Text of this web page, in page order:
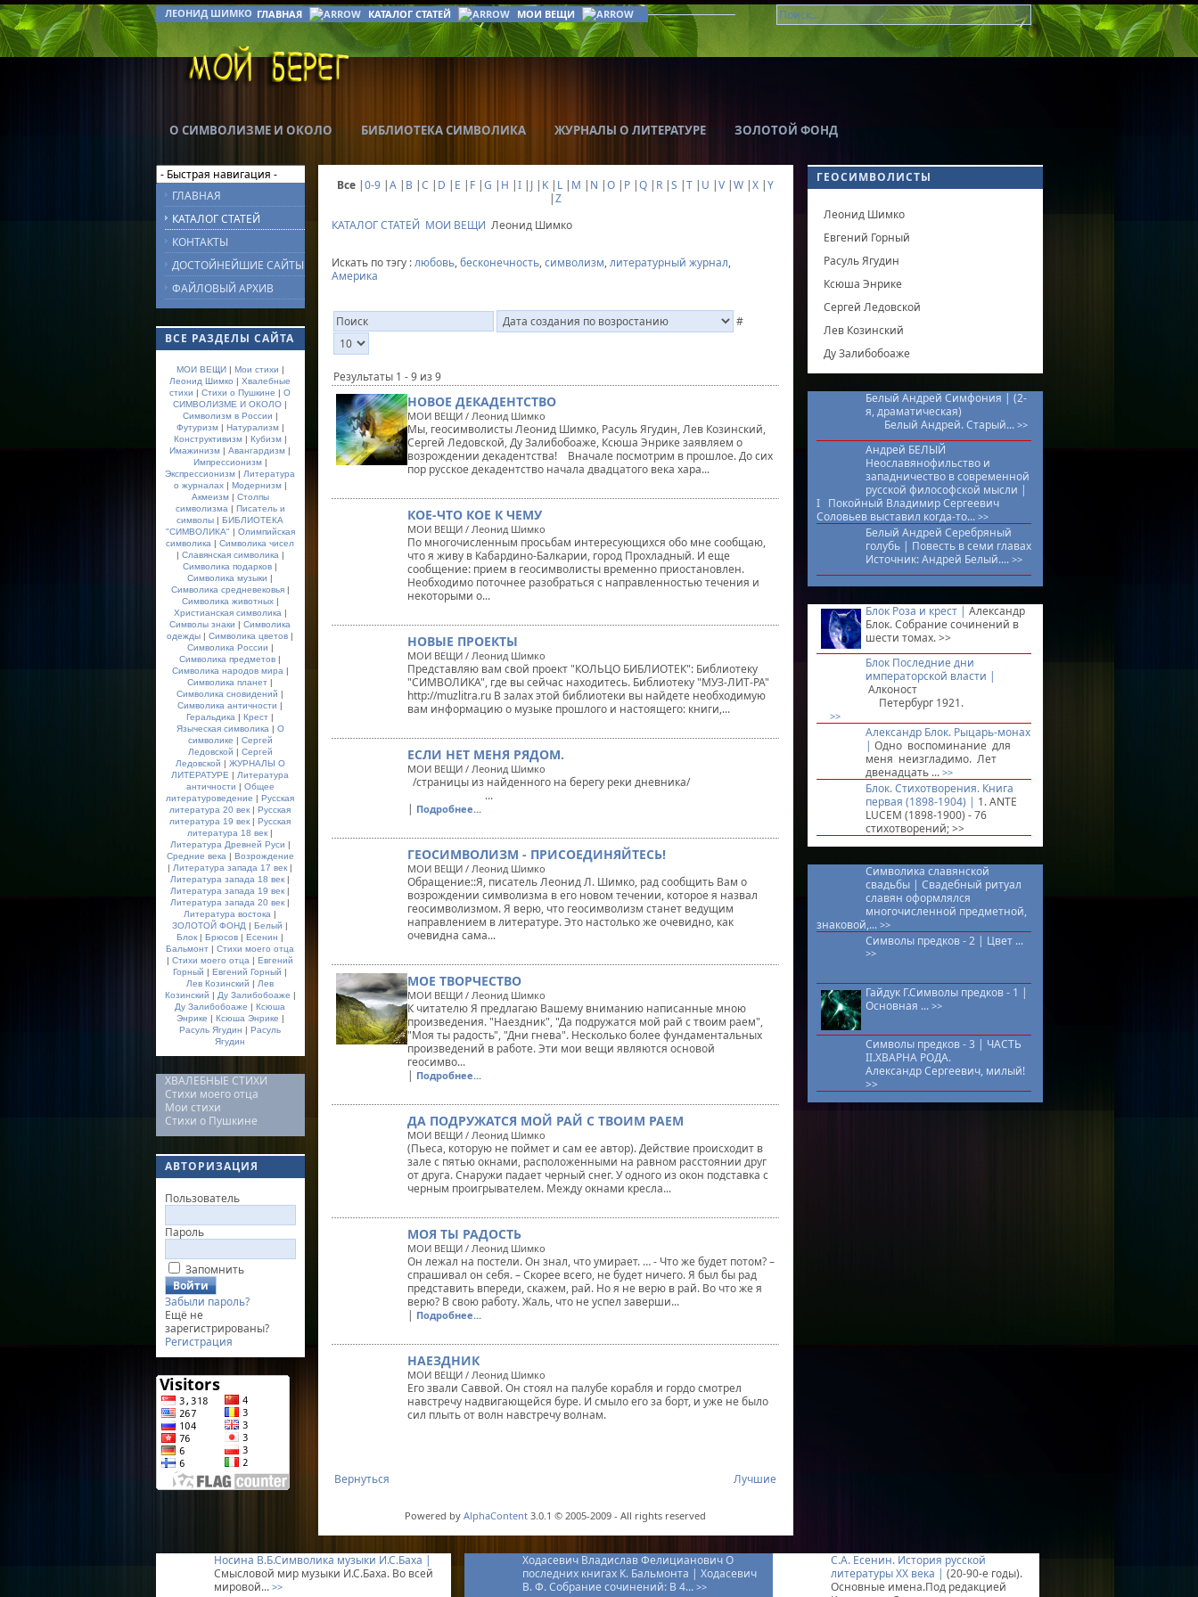
ГЛАВНАЯ КАТАЛОГ СТАТЕЙ МОИ ВЕЩИ
ЛЕОНИД ШИМКО
О СИМВОЛИЗМЕ И ОКОЛО БИБЛИОТЕКА СИМВОЛИКА ЖУРНАЛЫ О ЛИТЕРАТУРЕ ЗОЛОТОЙ ФОНД
Все |0-9 |A | B |C | D | E | F |G | H |I | J | K | L | M | N |O | P |Q | R |S |T | U |V |W |X |Y
|Z
КАТАЛОГ СТАТЕЙ МОИ ВЕЩИ Леонид Шимко
Искать по тэгу :любовь,бесконечность,символизм,литературный журнал,
Америка
#
Результаты 1 - 9 из 9
НОВОЕ ДЕКАДЕНТСТВО
МОИ ВЕЩИ / Леонид Шимко
Мы, геосимволисты Леонид Шимко, Расуль Ягудин, Лев Козинский,
Сергей Ледовской, Ду Залибобоаже, Ксюша Энрике заявляем о
возрождении декадентства! Вначале посмотрим в прошлое. До сих
пор русское декадентство начала двадцатого века хара...
КОЕ-ЧТО КОЕ К ЧЕМУ
МОИ ВЕЩИ / Леонид Шимко
По многочисленным просьбам интересующихся обо мне сообщаю,
что я живу в Кабардино-Балкарии, город Прохладный. И еще
сообщение: прием в геосимволисты временно приостановлен.
Необходимо поточнее разобраться с направленностью течения и
некоторыми о...
НОВЫЕ ПРОЕКТЫ
МОИ ВЕЩИ / Леонид Шимко
Представляю вам свой проект "КОЛЬЦО БИБЛИОТЕК": Библиотеку
"СИМВОЛИКА", где вы сейчас находитесь. Библиотеку "МУЗ-ЛИТ-РА"
http://muzlitra.ru В залах этой библиотеки вы найдете необходимую
вам информацию о музыке прошлого и настоящего: книги,...
ЕСЛИ НЕТ МЕНЯ РЯДОМ.
МОИ ВЕЩИ / Леонид Шимко
/страницы из найденного на берегу реки дневника/
...
| Подробнее...
ГЕОСИМВОЛИЗМ - ПРИСОЕДИНЯЙТЕСЬ!
МОИ ВЕЩИ / Леонид Шимко
Обращение::Я, писатель Леонид Л. Шимко, рад сообщить Вам о
возрождении символизма в его новом течении, которое я назвал
геосимволизмом. Я верю, что геосимволизм станет ведущим
направлением в литературе. Это настолько же очевидно, как
очевидна сама...
МОЕ ТВОРЧЕСТВО
МОИ ВЕЩИ / Леонид Шимко
К читателю Я предлагаю Вашему вниманию написанные мною
произведения. "Наездник", "Да подружатся мой рай с твоим раем",
"Моя ты радость", "Дни гнева". Несколько более фундаментальных
произведений в работе. Эти мои вещи являются основой
геосимво...
| Подробнее...
ДА ПОДРУЖАТСЯ МОЙ РАЙ С ТВОИМ РАЕМ
МОИ ВЕЩИ / Леонид Шимко
(Пьеса, которую не поймет и сам ее автор). Действие происходит в
зале с пятью окнами, расположенными на равном расстоянии друг
от друга. Снаружи падает черный снег. У одного из окон подставка с
черным проигрывателем. Между окнами кресла...
МОЯ ТЫ РАДОСТЬ
МОИ ВЕЩИ / Леонид Шимко
Он лежал на постели. Он знал, что умирает. … - Что же будет потом? –
спрашивал он себя. – Скорее всего, не будет ничего. Я был бы рад
представить впереди, скажем, рай. Но я не верю в рай. Во что же я
верю? В свою работу. Жаль, что не успел заверши...
| Подробнее...
НАЕЗДНИК
МОИ ВЕЩИ / Леонид Шимко
Его звали Саввой. Он стоял на палубе корабля и гордо смотрел
навстречу надвигающейся буре. И смыло его за борт, и уже не было
сил плыть от волн навстречу волнам.
Вернуться Лучшие
Powered byAlphaContent 3.0.1 © 2005-2009 - All rights reserved
ГЛАВНАЯ
КАТАЛОГ СТАТЕЙ
КОНТАКТЫ
ДОСТОЙНЕЙШИЕ САЙТЫ
ФАЙЛОВЫЙ АРХИВ
ВСЕ РАЗДЕЛЫ САЙТА
МОИ ВЕЩИ| Мои стихи |
Леонид Шимко |Хвалебные
стихи |Стихи о Пушкине |О
СИМВОЛИЗМЕ И ОКОЛО |
Символизм в России |
Футуризм| Натурализм|
Конструктивизм| Кубизм|
Имажинизм |Авангардизм |
Импрессионизм|
Экспрессионизм | Литература
о журналах| Модернизм|
Акмеизм| Столпы
символизма | Писатель и
символы |БИБЛИОТЕКА
"СИМВОЛИКА" | Олимпийская
символика |Символика чисел
| Славянская символика |
Символика подарков |
Символика музыки |
Символика средневековья|
Символика животных|
Христианская символика |
Символы знаки |Символика
одежды |Символика цветов |
Символика России |
Символика предметов |
Символика народов мира |
Символика планет |
Символика сновидений |
Символика античности |
Геральдика |Крест |
Языческая символика | О
символике | Сергей
Ледовской | Сергей
Ледовской | ЖУРНАЛЫ О
ЛИТЕРАТУРЕ | Литература
античности | Общее
литературоведение |Русская
литература 20 век |Русская
литература 19 век |Русская
литература 18 век |
Литература Древней Руси |
Средние века | Возрождение
| Литература запада 17 век |
Литература запада 18 век |
Литература запада 19 век |
Литература запада 20 век |
Литература востока |
ЗОЛОТОЙ ФОНД |Белый |
Блок |Брюсов |Есенин |
Бальмонт |Стихи моего отца
|Стихи моего отца |Евгений
Горный |Евгений Горный |
Лев Козинский | Лев
Козинский | Ду Залибобоаже |
Ду Залибобоаже |Ксюша
Энрике | Ксюша Энрике |
Расуль Ягудин |Расуль
Ягудин
ХВАЛЕБНЫЕ СТИХИ
Стихи моего отца
Мои стихи
Стихи о Пушкине
АВТОРИЗАЦИЯ
Пользователь
Пароль
Запомнить
Забыли пароль?
Ещё не
зарегистрированы?
Регистрация
ГЕОСИМВОЛИСТЫ
Леонид Шимко
Евгений Горный
Расуль Ягудин
Ксюша Энрике
Сергей Ледовской
Лев Козинский
Ду Залибобоаже
Белый Андрей Симфония | (2-
я, драматическая)
Белый Андрей. Старый...>>
Андрей БЕЛЫЙ
Неославянофильство и
западничество в современной
русской философской мысли |
I Покойный Владимир Сергеевич
Соловьев выставил когда-то...>>
Белый Андрей Серебряный
голубь | Повесть в семи главах
Источник: Андрей Белый....>>
Блок Роза и крест | Александр
Блок. Собрание сочинений в
шести томах.>>
Блок Последние дни
императорской власти |
Алконоcт
Петербург 1921.
>>
Александр Блок. Рыцарь-монах
| Oднo вocпoминaниe для
мeня нeизглaдимo. Лeт
двeнaдцaть ...>>
Блок. Стихотворения. Книга
первая (1898-1904) | 1. ANTE
LUCEM (1898-1900) - 76
стихотворений;>>
Символика славянской
свадьбы | Свадебный ритуал
славян оформлялся
многочисленной предметной,
знаковой,...>>
Символы предков - 2 | Цвет ...
>>
Гайдук Г.Символы предков - 1 |
Основная ...>>
Символы предков - 3 | ЧАСТЬ
II.ХВАРНА РОДА.
Александр Сергеевич, милый!
>>
Носина В.Б.Символика музыки И.С.Баха |
Смысловой мир музыки И.С.Баха. Во всей
мировой...>>
Ходасевич Владислав Фелицианович О
последних книгах К. Бальмонта | Ходасевич
В. Ф. Собрание сочинений: В 4...>>
С.А. Есенин. История русской
литературы XX века | (20-90-е годы).
Основные имена.Под редакцией